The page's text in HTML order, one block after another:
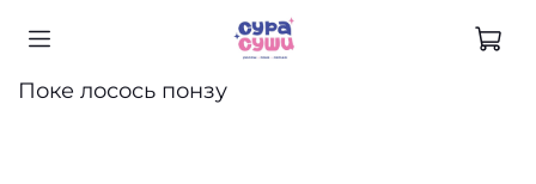
Поке лосось понзу